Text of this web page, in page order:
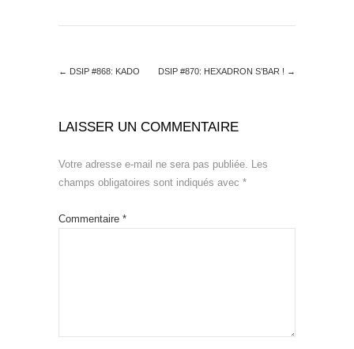
← DSIP #868: KADO DSIP #870: HEXADRON S’BAR ! →
LAISSER UN COMMENTAIRE
Votre adresse e-mail ne sera pas publiée.
Les
champs obligatoires sont indiqués avec *
Commentaire *